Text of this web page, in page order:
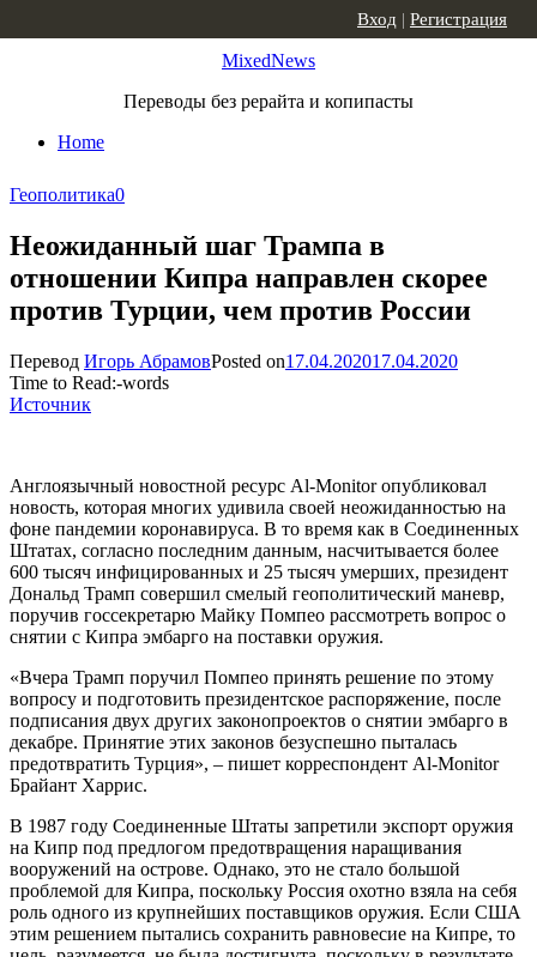
MixedNews
Переводы без рерайта и копипасты
Home
Вход | Регистрация
Геополитика0
Неожиданный шаг Трампа в
отношении Кипра направлен скорее
против Турции, чем против России
Перевод Игорь АбрамовPosted on17.04.202017.04.2020
Time to Read:-words
Источник
Англоязычный новостной ресурс Al-Monitor опубликовал
новость, которая многих удивила своей неожиданностью на
фоне пандемии коронавируса. В то время как в Соединенных
Штатах, согласно последним данным, насчитывается более
600 тысяч инфицированных и 25 тысяч умерших, президент
Дональд Трамп совершил смелый геополитический маневр,
поручив госсекретарю Майку Помпео рассмотреть вопрос о
снятии с Кипра эмбарго на поставки оружия.
«Вчера Трамп поручил Помпео принять решение по этому
вопросу и подготовить президентское распоряжение, после
подписания двух других законопроектов о снятии эмбарго в
декабре. Принятие этих законов безуспешно пыталась
предотвратить Турция», – пишет корреспондент Al-Monitor
Брайант Харрис.
В 1987 году Соединенные Штаты запретили экспорт оружия
на Кипр под предлогом предотвращения наращивания
вооружений на острове. Однако, это не стало большой
проблемой для Кипра, поскольку Россия охотно взяла на себя
роль одного из крупнейших поставщиков оружия. Если США
этим решением пытались сохранить равновесие на Кипре, то